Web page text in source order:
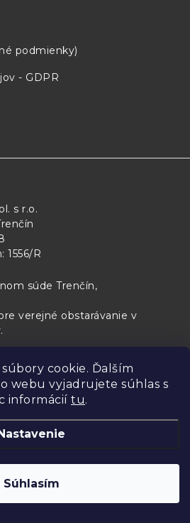
cookie. Ďalším
webu vyjadrujete súhlas s
informácií tu.
Súhlasím
podmienky)
- GDPR
s r.o.
1556/R
súde Trenčín,
verejné obstarávanie v
.
Technický skúšobný ústav Piešťany
Upraviť
cookies